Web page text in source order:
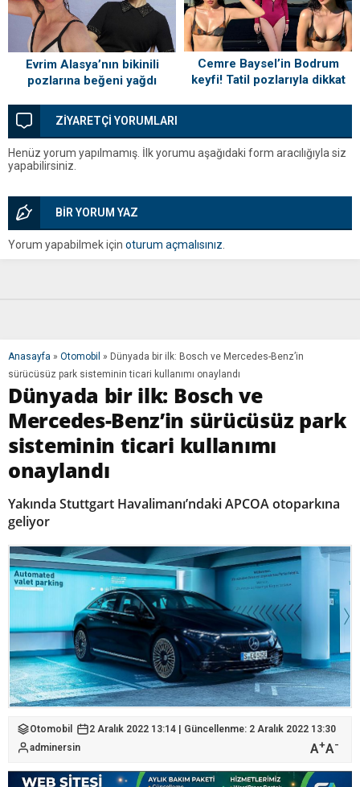
Evrim Alasya’nın bikinili
pozlarına beğeni yağdı
Cemre Baysel’in Bodrum
keyfi! Tatil pozlarıyla dikkat
ZİYARETÇİ YORUMLARI
Henüz yorum yapılmamış. İlk yorumu aşağıdaki form aracılığıyla siz
yapabilirsiniz.
BİR YORUM YAZ
Yorum yapabilmek için oturum açmalısınız
Anasayfa » Otomobil » Dünyada bir ilk: Bosch ve Mercedes-Benz’in
sürücüsüz park sisteminin ticari kullanımı onaylandı
Dünyada bir ilk: Bosch ve
Mercedes-Benz’in sürücüsüz park
sisteminin ticari kullanımı
onaylandı
Yakında Stuttgart Havalimanı’ndaki APCOA otoparkına
geliyor
Otomobil
2 Aralık 2022 13:14 | Güncellenme: 2 Aralık 2022 13:30
adminersin
A+A-